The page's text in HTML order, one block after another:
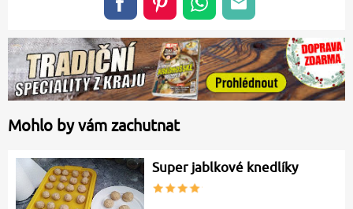
Mohlo by vám zachutnat
Super jablkové knedlíky